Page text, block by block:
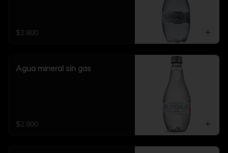
$2.800
Agua mineral sin gas
$2.800